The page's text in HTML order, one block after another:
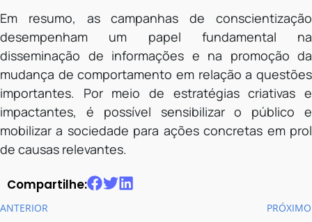
Em resumo, as campanhas de conscientização
desempenham um papel fundamental na
disseminação de informações e na promoção da
mudança de comportamento em relação a questões
importantes. Por meio de estratégias criativas e
impactantes, é possível sensibilizar o público e
mobilizar a sociedade para ações concretas em prol
de causas relevantes.
Compartilhe:
ANTERIOR PRÓXIMO